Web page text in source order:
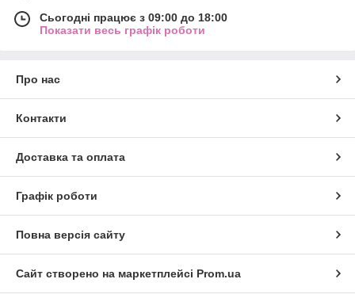
Сьогодні працює з 09:00 до 18:00
Показати весь графік роботи
Про нас
Контакти
Доставка та оплата
Графік роботи
Повна версія сайту
Сайт створено на маркетплейсі Prom.ua